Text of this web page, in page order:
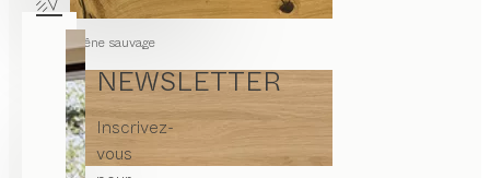
NEWSLETTER
Inscrivez-
vous
chêne sauvage